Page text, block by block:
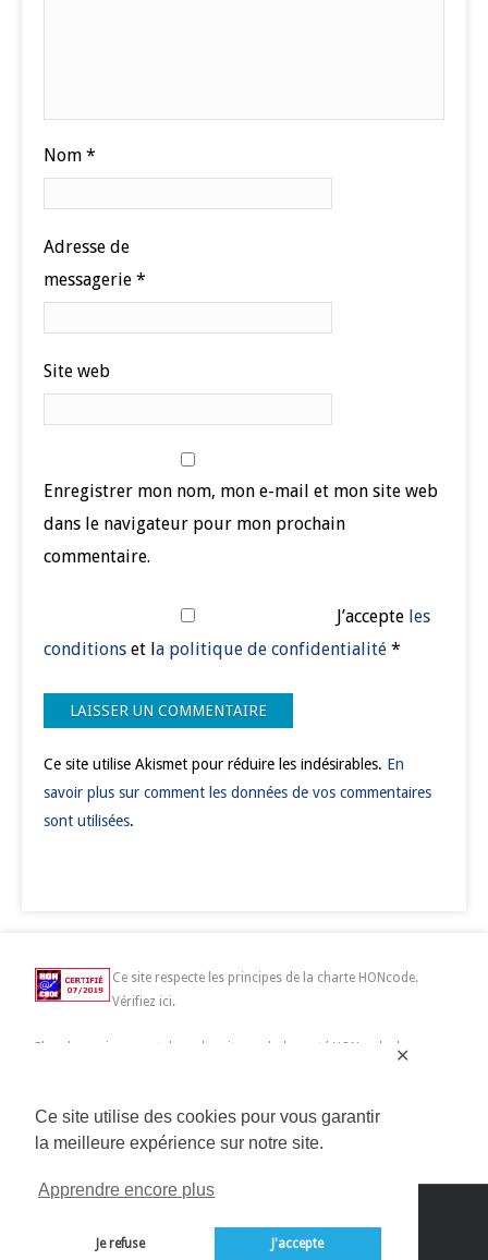
Ce site utilise des cookies pour vous garantir
la meilleure expérience sur notre site.
Apprendre encore plus
Je refuse J'accepte
✕
Nom *
Adresse de
messagerie *
Site web
Enregistrer mon nom, mon e-mail et mon site web
dans le navigateur pour mon prochain
commentaire.
J’accepte les
conditions et la politique de confidentialité *
Ce site utilise Akismet pour réduire les indésirables. En
savoir plus sur comment les données de vos commentaires
sont utilisées.
Ce site respecte les principes de la charte HONcode.
Vérifiez ici.
Chercher uniquement dans des sites web de santé HONcode de